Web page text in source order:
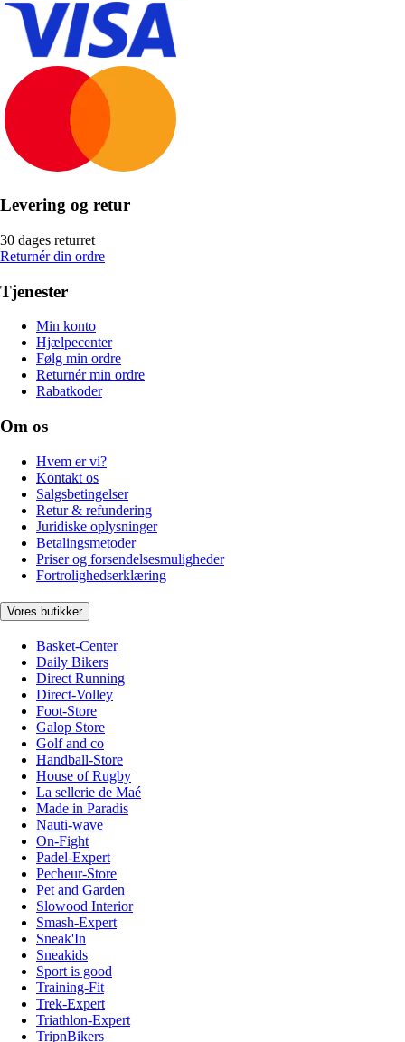
Levering og retur
30 dages returret
Returnér din ordre
Tjenester
Min konto
Hjælpecenter
Følg min ordre
Returnér min ordre
Rabatkoder
Om os
Hvem er vi?
Kontakt os
Salgsbetingelser
Retur & refundering
Juridiske oplysninger
Betalingsmetoder
Priser og forsendelsesmuligheder
Fortrolighedserklæring
Vores butikker
Basket-Center
Daily Bikers
Direct Running
Direct-Volley
Foot-Store
Galop Store
Golf and co
Handball-Store
House of Rugby
La sellerie de Maé
Made in Paradis
Nauti-wave
On-Fight
Padel-Expert
Pecheur-Store
Pet and Garden
Slowood Interior
Smash-Expert
Sneak'In
Sneakids
Sport is good
Training-Fit
Trek-Expert
Triathlon-Expert
TripnBikers